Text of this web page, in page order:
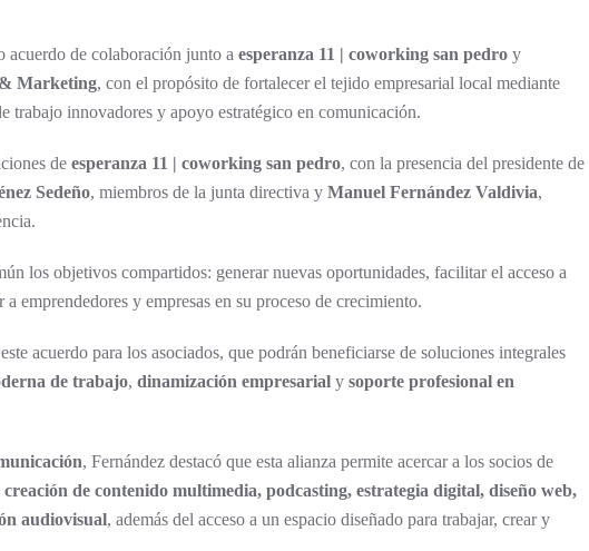
acuerdo de colaboración junto a esperanza 11 | coworking san pedro y
Marketing, con el propósito de fortalecer el tejido empresarial local mediante
trabajo innovadores y apoyo estratégico en comunicación.
de esperanza 11 | coworking san pedro, con la presencia del presidente de
Sedeño, miembros de la junta directiva y Manuel Fernández Valdivia,
los objetivos compartidos: generar nuevas oportunidades, facilitar el acceso a
emprendedores y empresas en su proceso de crecimiento.
acuerdo para los asociados, que podrán beneficiarse de soluciones integrales
de trabajo, dinamización empresarial y soporte profesional en
, Fernández destacó que esta alianza permite acercar a los socios de
creación de contenido multimedia, podcasting, estrategia digital, diseño web,
audiovisual, además del acceso a un espacio diseñado para trabajar, crear y